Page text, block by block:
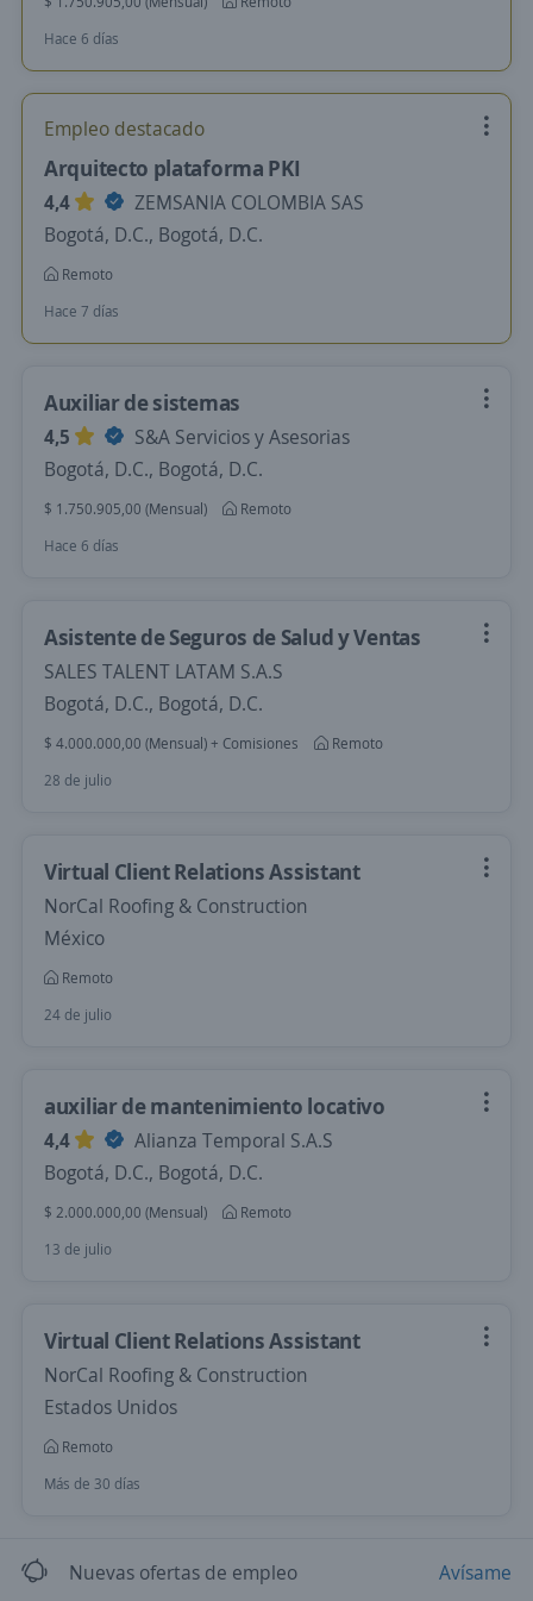
Hace 6 días
Empleo destacado
Arquitecto plataforma PKI
4,4
ZEMSANIA COLOMBIA SAS
Bogotá, D.C., Bogotá, D.C.
Remoto
Hace 7 días
Auxiliar de sistemas
4,5
S&A Servicios y Asesorias
Bogotá, D.C., Bogotá, D.C.
$ 1.750.905,00 (Mensual)
Remoto
Hace 6 días
Asistente de Seguros de Salud y Ventas
SALES TALENT LATAM S.A.S
Bogotá, D.C., Bogotá, D.C.
$ 4.000.000,00 (Mensual) + Comisiones
Remoto
28 de julio
Virtual Client Relations Assistant
NorCal Roofing & Construction
México
Remoto
24 de julio
auxiliar de mantenimiento locativo
4,4
Alianza Temporal S.A.S
Bogotá, D.C., Bogotá, D.C.
$ 2.000.000,00 (Mensual)
Remoto
13 de julio
Virtual Client Relations Assistant
NorCal Roofing & Construction
Estados Unidos
Remoto
Más de 30 días
Nuevas ofertas de empleo Avísame